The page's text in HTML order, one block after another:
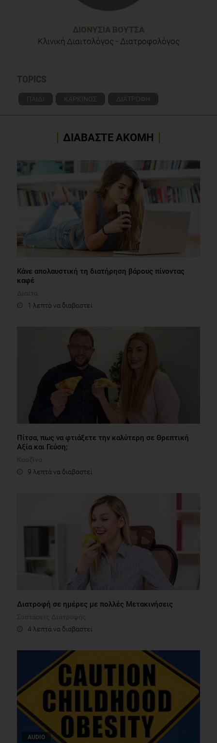
ΔΙΟΝΥΣΊΑ ΒΟΥΤΣΆ
Κλινική Διαιτολόγος - Διατροφολόγος
TOPICS
ΠΑΙΔΙ ΚΑΡΚΙΝΟΣ ΔΙΑΤΡΟΦΗ
ΔΙΑΒΑΣΤΕ ΑΚΟΜΗ
Κάνε απολαυστική τη διατήρηση βάρους πίνοντας
καφέ
Δίαιτα
1 λεπτό να διαβαστεί
Πίτσα, πως να φτιάξετε την καλύτερη σε Θρεπτική
Αξία και Γεύση;
Κουζίνα
9 λεπτά να διαβαστεί
Διατροφή σε ημέρες με πολλές Μετακινήσεις
Συστάσεις Διατροφής
4 λεπτά να διαβαστεί
AUDIO